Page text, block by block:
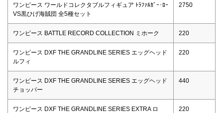
ワンピース ワールドコレクタブルフィギュア ﾄﾗﾌｧﾙｶﾞｰ･ﾛｰ
VS黒ひげ海賊団 全5種セット
2750
ワンピース BATTLE RECORD COLLECTION ミホーク 220
ワンピース DXF THE GRANDLINE SERIES エッグヘッド
ルフィ
220
ワンピース DXF THE GRANDLINE SERIES エッグヘッド
チョッパー
440
ワンピース DXF THE GRANDLINE SERIES EXTRA ロ
220